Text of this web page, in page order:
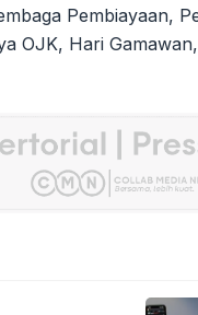
Pembiayaan,
OJK, Hari